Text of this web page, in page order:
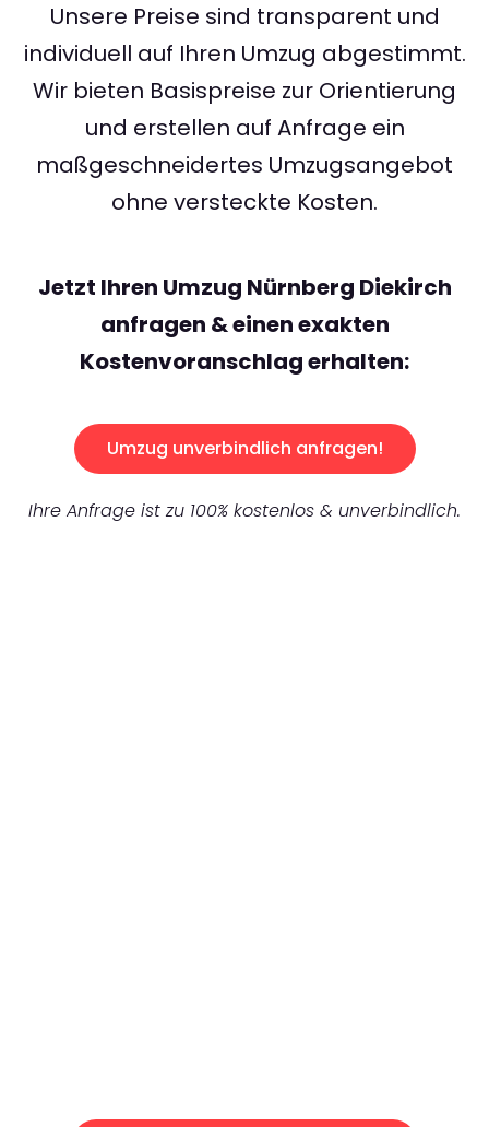
Unsere Preise sind transparent und
individuell auf Ihren Umzug abgestimmt.
Wir bieten Basispreise zur Orientierung
und erstellen auf Anfrage ein
maßgeschneidertes Umzugsangebot
ohne versteckte Kosten.
Jetzt Ihren Umzug Nürnberg Diekirch
anfragen & einen exakten
Kostenvoranschlag erhalten:
Umzug unverbindlich anfragen!
Ihre Anfrage ist zu 100% kostenlos & unverbindlich.